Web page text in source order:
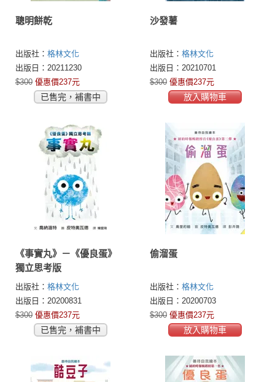
聰明餅乾
出版社： 格林文化
出版日：20211230
$300 優惠價237元
已售完，補書中
沙發薯
出版社： 格林文化
出版日：20210701
$300 優惠價237元
放入購物車
《事實丸》－《優良蛋》
獨立思考版
出版社： 格林文化
出版日：20200831
$300 優惠價237元
已售完，補書中
偷溜蛋
出版社： 格林文化
出版日：20200703
$300 優惠價237元
放入購物車